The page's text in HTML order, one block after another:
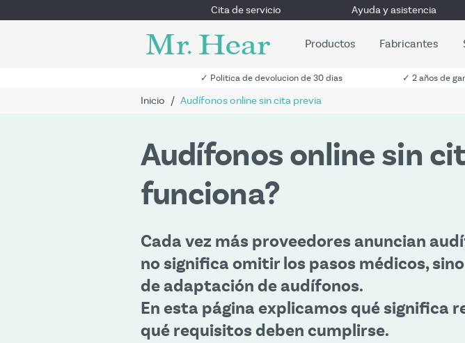
Cita de servicio Ayuda y asistencia
Productos Fabricantes
✓ Politica de devolucion de 30 dias ✓ 2 años de
Inicio / Audífonos online sin cita previa
Audífonos online sin
funciona?
Cada vez más proveedores anuncian
no significa omitir los pasos médicos,
de adaptación de audífonos.
En esta página explicamos qué significa
qué requisitos deben cumplirse.